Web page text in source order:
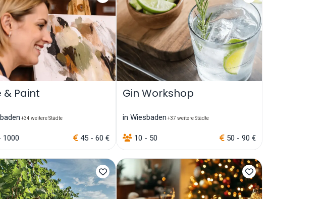
& Paint
+34 weitere Städte
1000 45 - 60 €
Gin Workshop
in Wiesbaden +37 weitere Städte
10 - 50 50 - 90 €